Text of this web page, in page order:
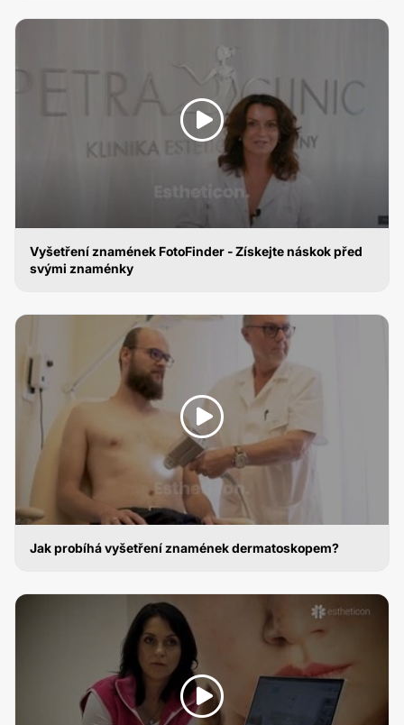
Vyšetření znamének FotoFinder - Získejte náskok před
svými znaménky
Jak probíhá vyšetření znamének dermatoskopem?